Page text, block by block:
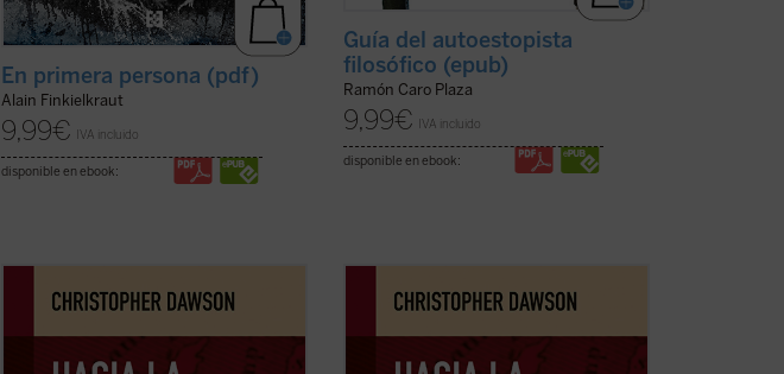
En primera persona (pdf)
Alain Finkielkraut
9,99€ IVA incluido
disponible en ebook:
Guía del autoestopista
filosófico (epub)
Ramón Caro Plaza
9,99€ IVA incluido
disponible en ebook:
En tiempos de fuertes rechazos y dudas
más aún, de afirmación generalizada de
la decadencia de Occidente,
En tiempos de fuertes rechazos y dudas
más aún, de afirmación generalizada de
la decadencia de Occidente,